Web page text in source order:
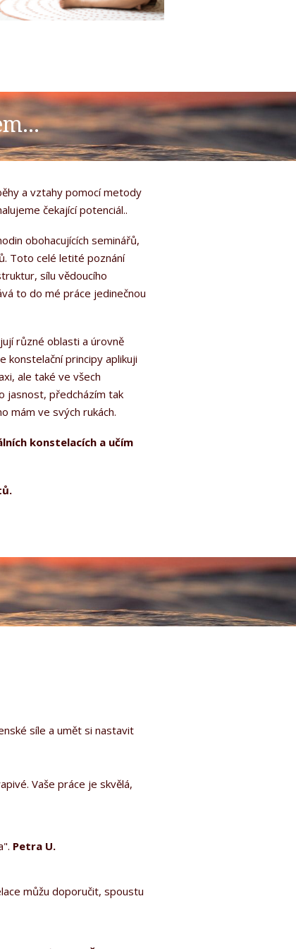
a vztahy pomocí metody
čekající potenciál..
obohacujících seminářů,
Toto celé letité poznání
sílu vědoucího
to do mé práce jedinečnou
různé oblasti a úrovně
konstelační principy aplikuji
ale také ve všech
jasnost, předcházím tak
mám ve svých rukách.
konstelacích a učím
síle a umět si nastavit
Vaše práce je skvělá,
Petra U.
můžu doporučit, spoustu